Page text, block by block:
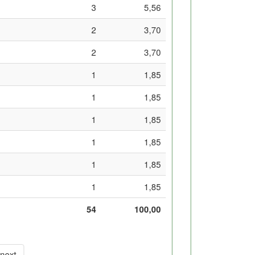
3
5,56
2
3,70
2
3,70
1
1,85
1
1,85
1
1,85
1
1,85
1
1,85
1
1,85
54
100,00